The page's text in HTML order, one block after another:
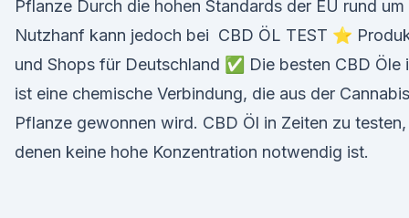
Pflanze Durch die hohen Standards der EU rund um
Nutzhanf kann jedoch bei CBD ÖL TEST ⭐
und Shops für Deutschland ✅ Die besten CBD Öle
ist eine chemische Verbindung, die aus der
Pflanze gewonnen wird. CBD Öl in Zeiten zu testen,
denen keine hohe Konzentration notwendig ist.